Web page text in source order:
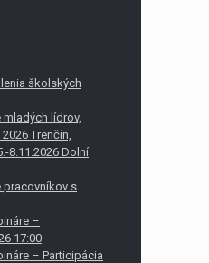
školských
mladých lídrov,
Trenčín,
8.11.2026 Dolní
pracovníkov s
–
17:00
– Participácia